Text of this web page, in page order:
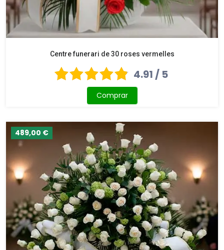
Centre funerari de 30 roses vermelles
4.91 / 5
Comprar
489,00 €